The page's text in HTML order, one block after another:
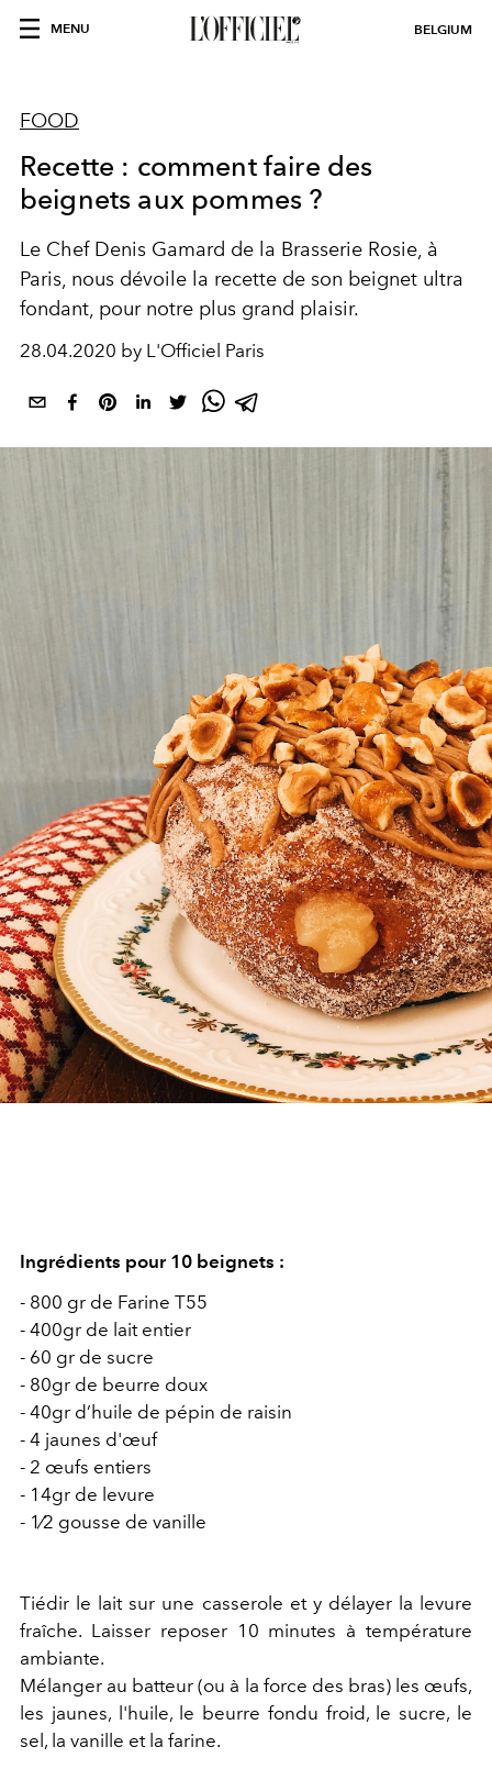
MENU BELGIUM
FOOD
Recette : comment faire des
beignets aux pommes ?
Le Chef Denis Gamard de la Brasserie Rosie, à
Paris, nous dévoile la recette de son beignet ultra
fondant, pour notre plus grand plaisir.
28.04.2020 by L'Officiel Paris
Ingrédients pour 10 beignets :
- 800 gr de Farine T55
- 400gr de lait entier
- 60 gr de sucre
- 80gr de beurre doux
- 40gr d’huile de pépin de raisin
- 4 jaunes d'œuf
- 2 œufs entiers
- 14gr de levure
- 1⁄2 gousse de vanille
Tiédir le lait sur une casserole et y délayer la levure
fraîche. Laisser reposer 10 minutes à température
ambiante.
Mélanger au batteur (ou à la force des bras) les œufs,
les jaunes, l'huile, le beurre fondu froid, le sucre, le
sel, la vanille et la farine.